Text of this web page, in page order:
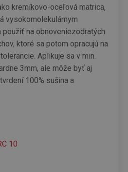
kremíkovo-oceľová matrica,
vysokomolekulárnym
na obnoveniezodratých
ktoré sa potom opracujú na
Aplikuje sa v min.
3mm, ale môže byť aj
100% sušina a
10